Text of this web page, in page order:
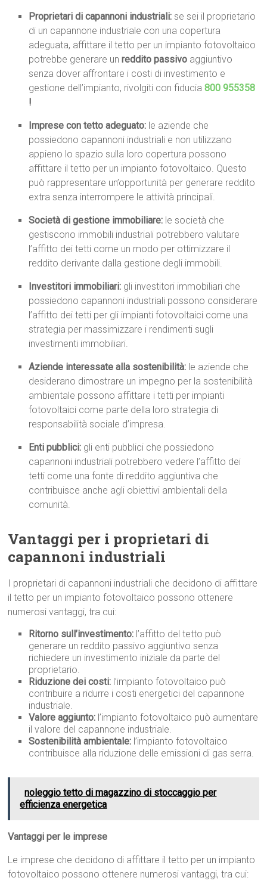
Proprietari di capannoni industriali: se sei il proprietario
di un capannone industriale con una copertura
adeguata, affittare il tetto per un impianto fotovoltaico
potrebbe generare unreddito passivo aggiuntivo
senza dover affrontare i costi di investimento e
gestione dell’impianto, rivolgiti con fiducia800 955358
!
Imprese con tetto adeguato: le aziende che
possiedono capannoni industriali e non utilizzano
appieno lo spazio sulla loro copertura possono
affittare il tetto per un impianto fotovoltaico. Questo
può rappresentare un’opportunità per generare reddito
extra senza interrompere le attività principali.
Società di gestione immobiliare: le società che
gestiscono immobili industriali potrebbero valutare
l’affitto dei tetti come un modo per ottimizzare il
reddito derivante dalla gestione degli immobili.
Investitori immobiliari: gli investitori immobiliari che
possiedono capannoni industriali possono considerare
l’affitto dei tetti per gli impianti fotovoltaici come una
strategia per massimizzare i rendimenti sugli
investimenti immobiliari.
Aziende interessate alla sostenibilità: le aziende che
desiderano dimostrare un impegno per la sostenibilità
ambientale possono affittare i tetti per impianti
fotovoltaici come parte della loro strategia di
responsabilità sociale d’impresa.
Enti pubblici: gli enti pubblici che possiedono
capannoni industriali potrebbero vedere l’affitto dei
tetti come una fonte di reddito aggiuntiva che
contribuisce anche agli obiettivi ambientali della
comunità.
Vantaggi per i proprietari di
capannoni industriali
I proprietari di capannoni industriali che decidono di affittare
il tetto per un impianto fotovoltaico possono ottenere
numerosi vantaggi, tra cui:
Ritorno sull’investimento: l’affitto del tetto può
generare un reddito passivo aggiuntivo senza
richiedere un investimento iniziale da parte del
proprietario.
Riduzione dei costi: l’impianto fotovoltaico può
contribuire a ridurre i costi energetici del capannone
industriale.
Valore aggiunto: l’impianto fotovoltaico può aumentare
il valore del capannone industriale.
Sostenibilità ambientale: l’impianto fotovoltaico
contribuisce alla riduzione delle emissioni di gas serra.
noleggio tetto di magazzino di stoccaggio per
efficienza energetica
Vantaggi per le imprese
Le imprese che decidono di affittare il tetto per un impianto
fotovoltaico possono ottenere numerosi vantaggi, tra cui: